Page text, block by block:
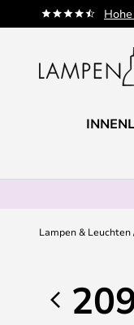
Zum
Inhalt
Lampen & Leuchten